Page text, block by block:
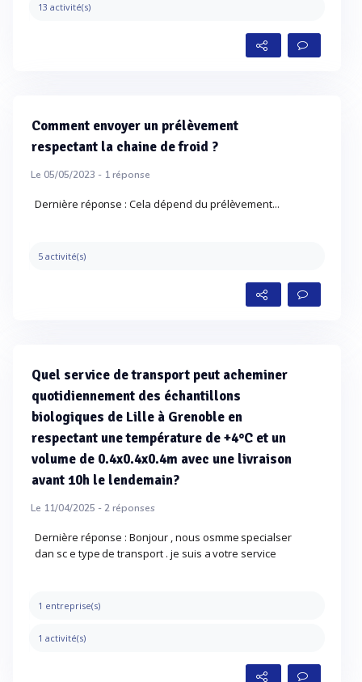
13 activité(s)
Comment envoyer un prélèvement
respectant la chaine de froid ?
Le 05/05/2023 - 1réponse
Dernière réponse : Cela dépend du prélèvement...
5 activité(s)
Quel service de transport peut acheminer
quotidiennement des échantillons
biologiques de Lille à Grenoble en
respectant une température de +4°C et un
volume de 0.4x0.4x0.4m avec une livraison
avant 10h le lendemain?
Le 11/04/2025 -2réponses
Dernière réponse : Bonjour , nous osmme specialser
dan sc e type de transport . je suis a votre service
1 entreprise(s)
1 activité(s)